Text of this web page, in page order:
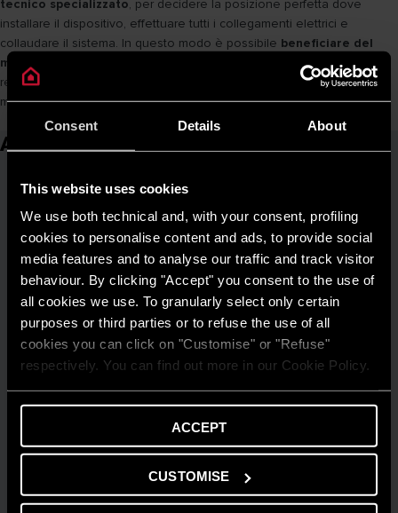
Consent Details About
This website uses cookies
We use both technical and, with your consent, profiling
cookies to personalise content and ads, to provide social
media features and to analyse our traffic and track visitor
behaviour. By clicking "Accept" you consent to the use of
all cookies we use. To granularly select only certain
purposes or third parties or to refuse the use of all
cookies you can click on "Customise" or "Refuse"
respectively. You can find out more in our Cookie Policy.
ACCEPT
CUSTOMISE
tecnico specializzato, per decidere la posizione perfetta dove
installare il dispositivo, effettuare tutti i collegamenti elettrici e
collaudare il sistema. In questo modo è possibile beneficiare del
massimo risparmio energetico in casa
, ottimizzando i consumi e
recuperando l’investimento velocemente usufruendo anche di un
migliore benessere abitativo.
Articoli correlati